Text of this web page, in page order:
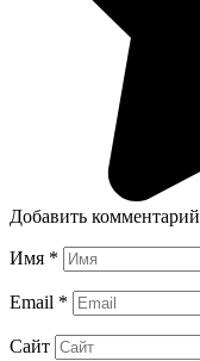
Добавить комментарий
Имя *
Email *
Сайт